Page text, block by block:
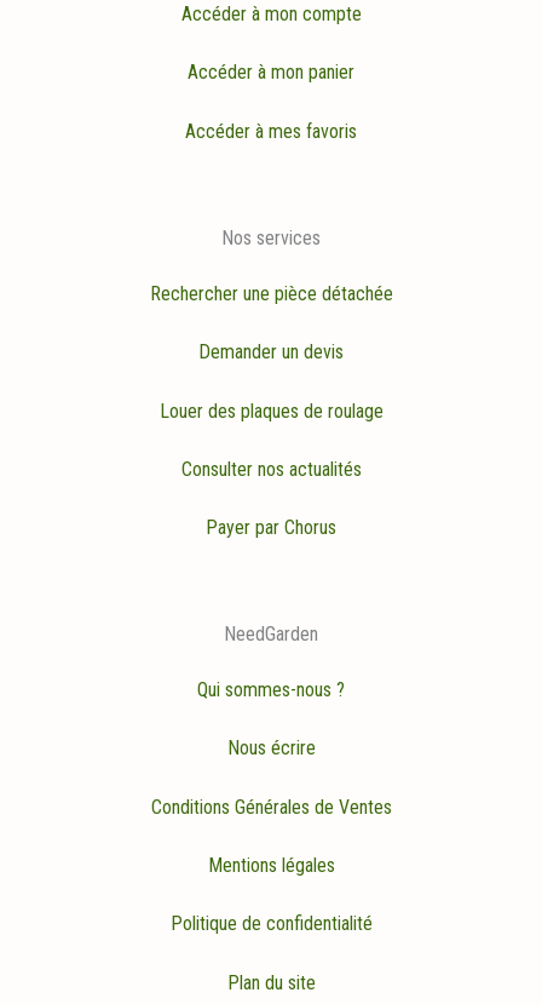
Accéder à mon compte
Accéder à mon panier
Accéder à mes favoris
Nos services
Rechercher une pièce détachée
Demander un devis
Louer des plaques de roulage
Consulter nos actualités
Payer par Chorus
NeedGarden
Qui sommes-nous ?
Nous écrire
Conditions Générales de Ventes
Mentions légales
Politique de confidentialité
Plan du site